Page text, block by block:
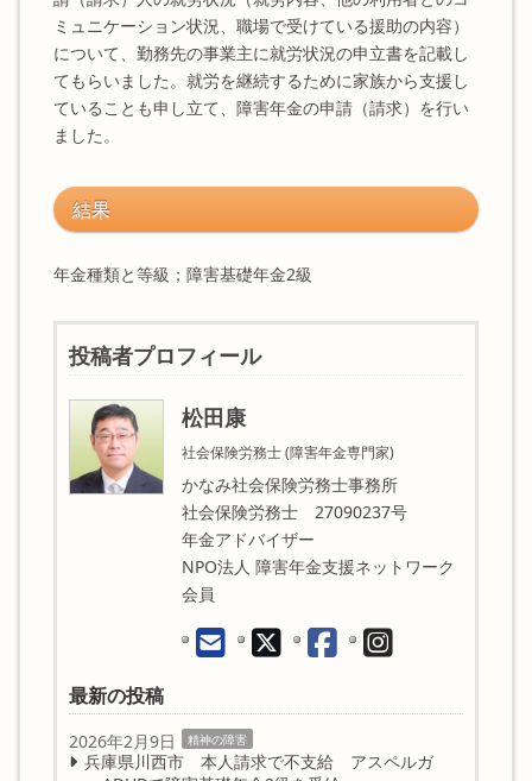
ミュニケーション状況、職場で受けている援助の内容）
について、勤務先の事業主に就労状況の申立書を記載し
てもらいました。就労を継続するために家族から支援し
ていることも申し立て、障害年金の申請（請求）を行い
ました。
結果
年金種類と等級；障害基礎年金2級
投稿者プロフィール
松田康
社会保険労務士 (障害年金専門家)
かなみ社会保険労務士事務所
社会保険労務士 27090237号
年金アドバイザー
NPO法人 障害年金支援ネットワーク
会員
最新の投稿
2026年2月9日 精神の障害
兵庫県川西市 本人請求で不支給 アスペルガ